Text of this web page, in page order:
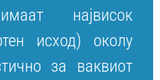
највисок
исход) околу
за ваквиот